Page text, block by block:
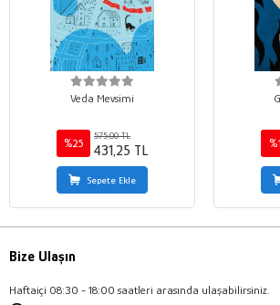
Veda Mevsimi
%25
575,00 TL
431,25 TL
Sepete Ekle
Bize Ulaşın
Haftaiçi 08:30 - 18:00 saatleri arasında ulaşabilirsiniz.